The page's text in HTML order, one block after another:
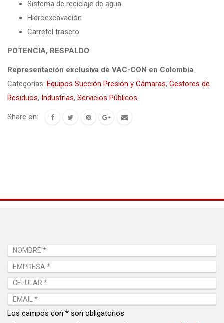
Sistema de reciclaje de agua
Hidroexcavación
Carretel trasero
POTENCIA, RESPALDO
Representación exclusiva de VAC-CON en Colombia
Categorías: Equipos Succión Presión y Cámaras, Gestores de
Residuos, Industrias, Servicios Públicos
Share on:
Los campos con * son obligatorios